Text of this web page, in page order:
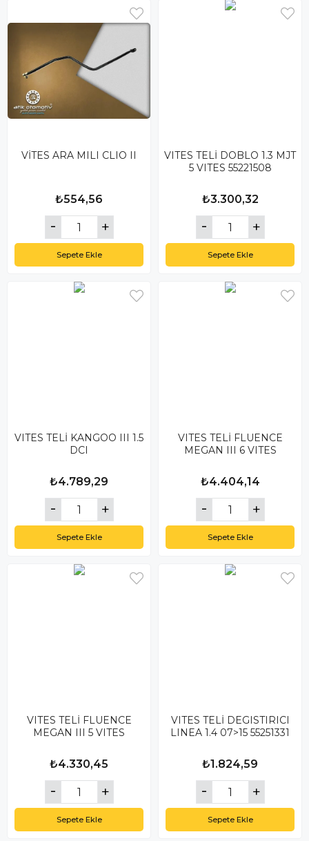
VİTES ARA MILI CLIO II
₺554,56
Sepete Ekle
VITES TELİ DOBLO 1.3 MJT
5 VITES 55221508
₺3.300,32
Sepete Ekle
VITES TELİ KANGOO III 1.5
DCI
₺4.789,29
Sepete Ekle
VITES TELİ FLUENCE
MEGAN III 6 VITES
₺4.404,14
Sepete Ekle
VITES TELİ FLUENCE
MEGAN III 5 VITES
₺4.330,45
Sepete Ekle
VITES TELİ DEGISTIRICI
LINEA 1.4 07>15 55251331
₺1.824,59
Sepete Ekle